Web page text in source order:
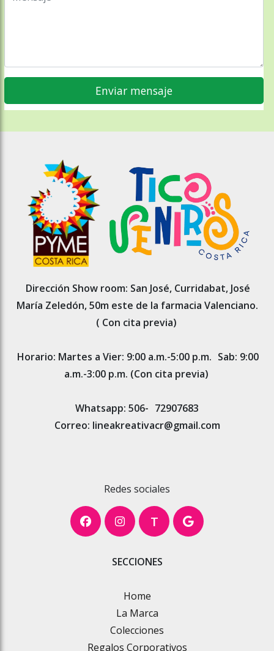
Dirección Show room: San José, Curridabat, José
María Zeledón, 50m este de la farmacia Valenciano.
( Con cita previa)
Horario: Martes a Vier: 9:00 a.m.-5:00 p.m. Sab: 9:00
a.m.-3:00 p.m. (Con cita previa)
Whatsapp: 506- 72907683
Correo: lineakreativacr@gmail.com
Redes sociales
T
SECCIONES
Home
La Marca
Colecciones
Regalos Corporativos